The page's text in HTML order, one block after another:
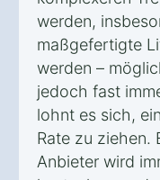
werden,
maßgefertigte
werden –
jedoch fast
lohnt es sich,
Rate zu ziehen.
Anbieter wird